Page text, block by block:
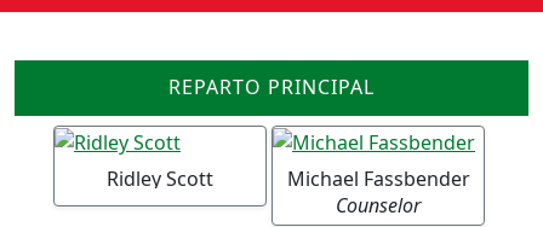
REPARTO PRINCIPAL
Ridley Scott
Michael Fassbender
Counselor